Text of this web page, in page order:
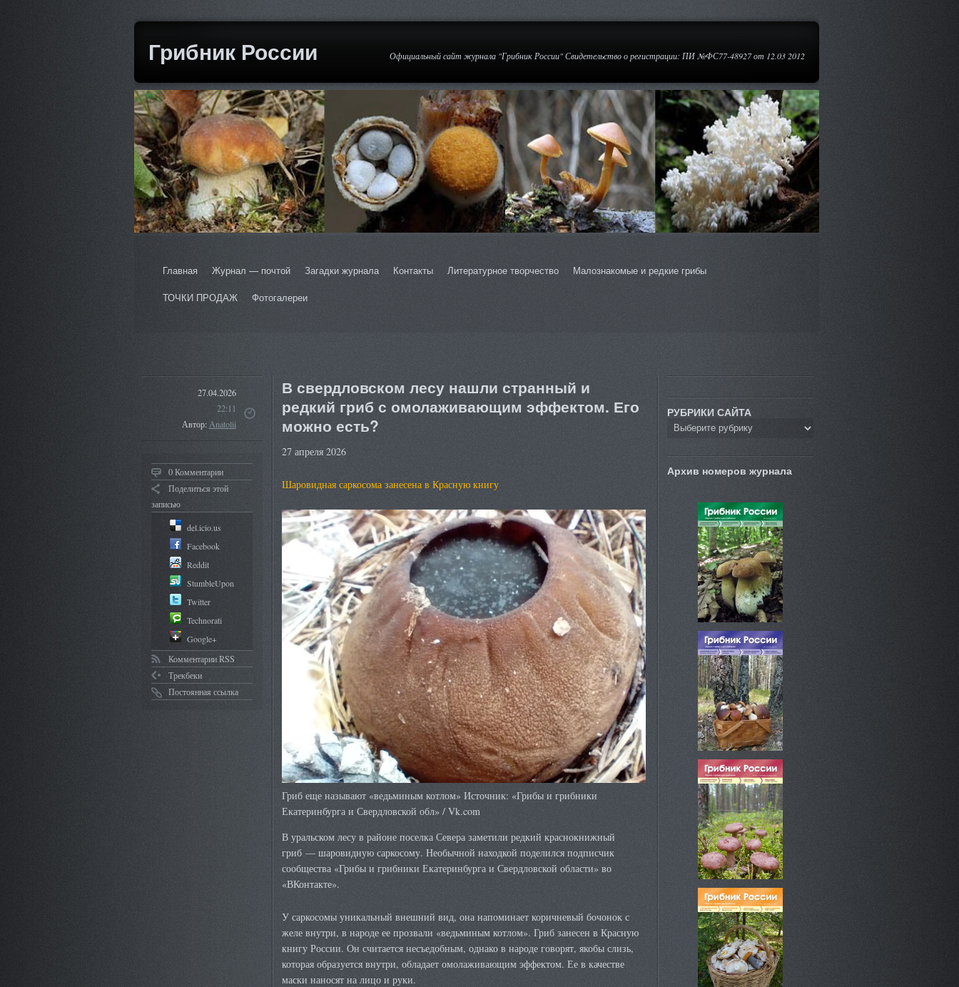
Грибник России Официальный сайт журнала "Грибник России" Свидетельство о регистрации: ПИ №ФС77-48927 от 12.03 2012
Главная Журнал — почтой Загадки журнала Контакты Литературное творчество
Малознакомые и редкие грибы
ТОЧКИ ПРОДАЖ
Фотогалереи
27.04.2026
22:11
Автор:Anatolii
0 Комментарии
Поделиться этой
записью
del.icio.us
Facebook
Reddit
StumbleUpon
Twitter
Technorati
Google+
Комментарии RSS
Трекбеки
Постоянная ссылка
В свердловском лесу нашли странный и
редкий гриб с омолаживающим эффектом. Его
можно есть?
27 апреля 2026
Шаровидная саркосома занесена в Красную книгу
Гриб еще называют «ведьминым котлом» Источник: «Грибы и грибники
Екатеринбурга и Свердловской обл» / Vk.com
В уральском лесу в районе поселка Севера заметили редкий краснокнижный
гриб — шаровидную саркосому. Необычной находкой поделился подписчик
сообщества «Грибы и грибники Екатеринбурга и Свердловской области» во
«ВКонтакте».
У саркосомы уникальный внешний вид, она напоминает коричневый бочонок с
желе внутри, в народе ее прозвали «ведьминым котлом». Гриб занесен в Красную
книгу России. Он считается несъедобным, однако в народе говорят, якобы слизь,
которая образуется внутри, обладает омолаживающим эффектом. Ее в качестве
маски наносят на лицо и руки.
РУБРИКИ САЙТА
Архив номеров журнала